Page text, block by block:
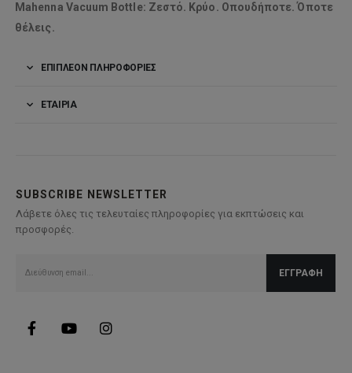
Mahenna Vacuum Bottle: Ζεστό. Κρύο. Οπουδήποτε. Όποτε
θέλεις.
ΕΠΙΠΛΈΟΝ ΠΛΗΡΟΦΟΡΊΕΣ
ΕΤΑΙΡΊΑ
SUBSCRIBE NEWSLETTER
Λάβετε όλες τις τελευταίες πληροφορίες για εκπτώσεις και
προσφορές.